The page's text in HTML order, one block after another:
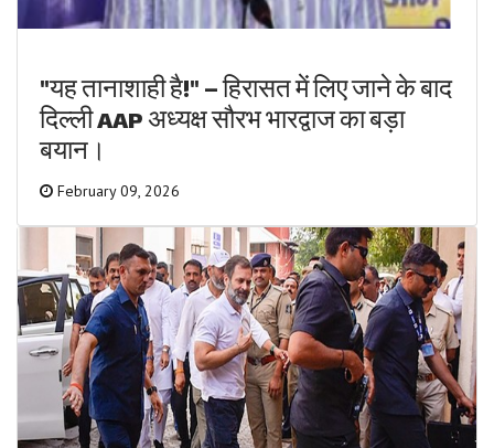
"यह तानाशाही है!" – हिरासत में लिए जाने के बाद
दिल्ली AAP अध्यक्ष सौरभ भारद्वाज का बड़ा
बयान।
February 09, 2026